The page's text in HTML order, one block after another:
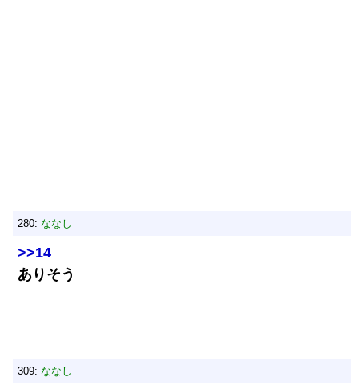
280: ななし
>>14
ありそう
309: ななし